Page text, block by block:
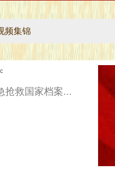
频集锦
抢救国家档案...